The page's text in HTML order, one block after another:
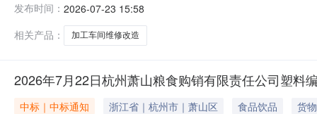
号标项名称标的名称品牌规格型号数量单价(元)12026年
发布时间： 2026-07-23 15:58
相关产品：
加工车间维修改造
2026年7月22日杭州萧山粮食购销有限责任公司塑料
中标｜中标通知 浙江省｜杭州市｜萧山区 食品饮品
货物